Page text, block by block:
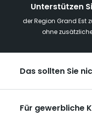
Unterstützen
der Region Grand Est
ohne
Das sollten Sie
Die
Für gewerbliche